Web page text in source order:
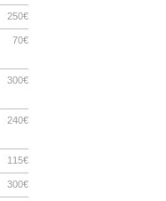
250€
70€
300€
240€
115€
300€